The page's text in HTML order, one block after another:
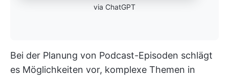
via ChatGPT
Bei der Planung von Podcast-Episoden schlägt
es Möglichkeiten vor, komplexe Themen in